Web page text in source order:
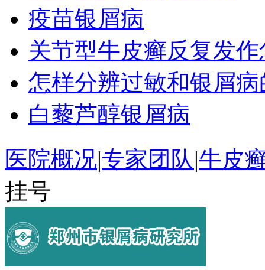
疫苗银屑病
关节型牛皮癣反复发
怎样分辨过敏和银屑病
白藜芦醇银屑病
医院概况|专家团队|牛皮
挂号